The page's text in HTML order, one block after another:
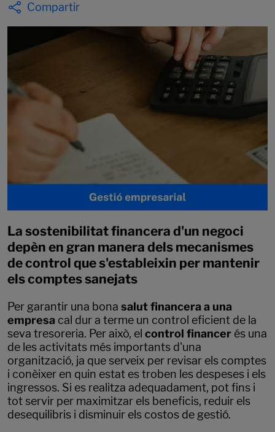
Compartir
La sostenibilitat financera d'un negoci
depèn en gran manera dels mecanismes
de control que s'estableixin per mantenir
els comptes sanejats
Per garantir una bona salut financera a una
empresa cal dur a terme un control eficient de la
seva tresoreria. Per això, el control financer és una
de les activitats més importants d'una
organització, ja que serveix per revisar els comptes
i conèixer en quin estat es troben les despeses i els
ingressos. Si es realitza adequadament, pot fins i
tot servir per maximitzar els beneficis, reduir els
desequilibris i disminuir els costos de gestió.